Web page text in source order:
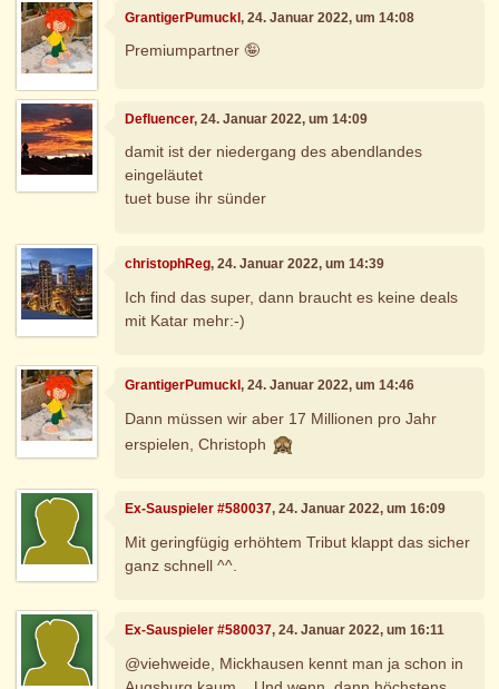
GrantigerPumuckl, 24. Januar 2022, um 14:08
Premiumpartner 🤪
Defluencer, 24. Januar 2022, um 14:09
damit ist der niedergang des abendlandes
eingeläutet
tuet buse ihr sünder
christophReg, 24. Januar 2022, um 14:39
Ich find das super, dann braucht es keine deals
mit Katar mehr:-)
GrantigerPumuckl, 24. Januar 2022, um 14:46
Dann müssen wir aber 17 Millionen pro Jahr
erspielen, Christoph
Ex-Sauspieler #580037, 24. Januar 2022, um 16:09
Mit geringfügig erhöhtem Tribut klappt das sicher
ganz schnell ^^.
Ex-Sauspieler #580037, 24. Januar 2022, um 16:11
@viehweide, Mickhausen kennt man ja schon in